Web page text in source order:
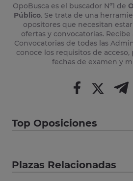
OpoBusca es el buscador Nº1 de
Público. Se trata de una
opositores que necesitan
ofertas y convocatorias.
Convocatorias de todas las
conoce los requisitos de acceso,
fechas de examen y
Top Oposiciones
Plazas Relacionadas